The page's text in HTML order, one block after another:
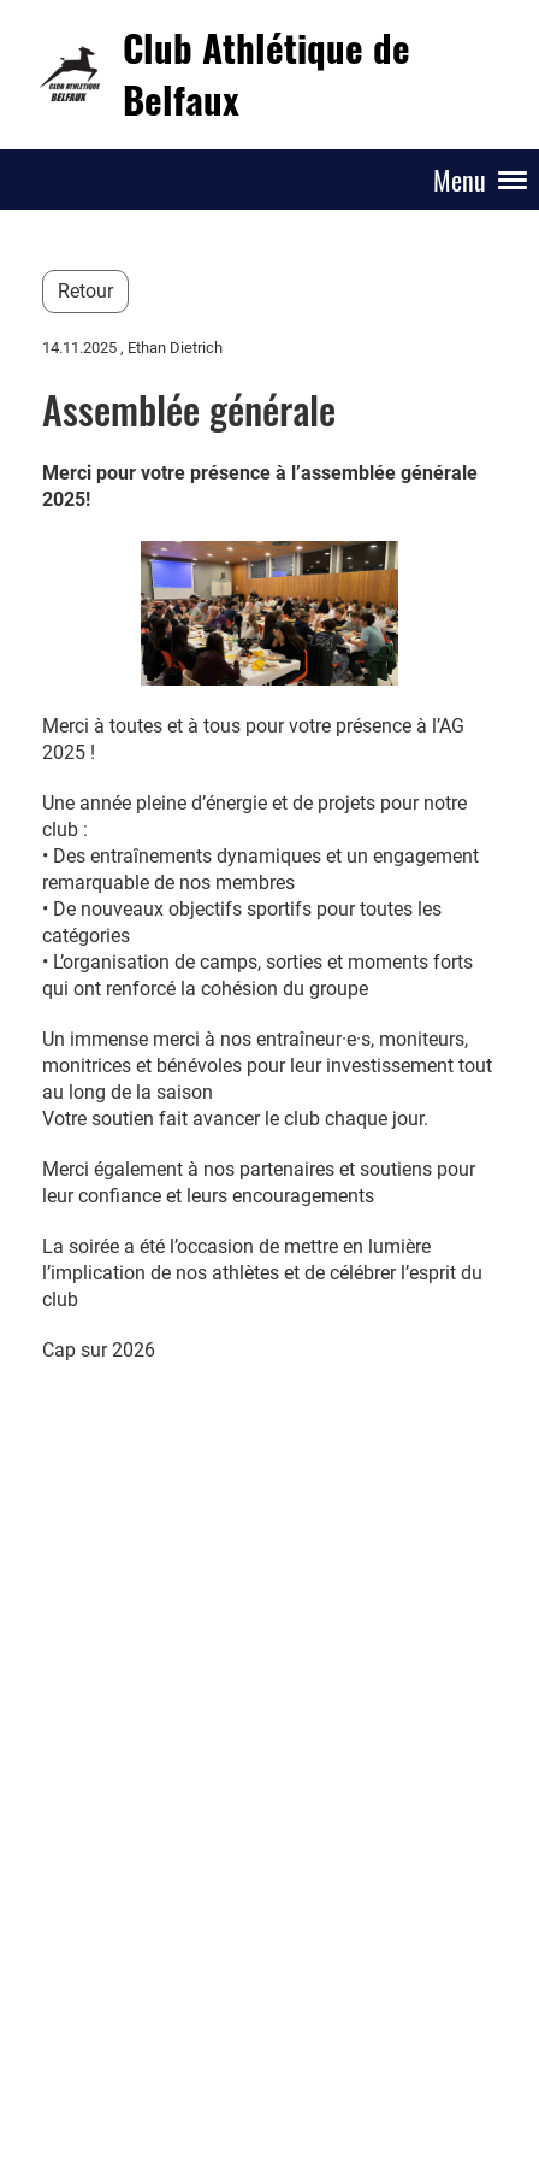
Club Athlétique de
Belfaux
Menu
Retour
14.11.2025 , Ethan Dietrich
Assemblée générale
Merci pour votre présence à l’assemblée générale
2025!
Merci à toutes et à tous pour votre présence à l’AG
2025 !
Une année pleine d’énergie et de projets pour notre
club :
• Des entraînements dynamiques et un engagement
remarquable de nos membres
• De nouveaux objectifs sportifs pour toutes les
catégories
• L’organisation de camps, sorties et moments forts
qui ont renforcé la cohésion du groupe
Un immense merci à nos entraîneur·e·s, moniteurs,
monitrices et bénévoles pour leur investissement tout
au long de la saison
Votre soutien fait avancer le club chaque jour.
Merci également à nos partenaires et soutiens pour
leur confiance et leurs encouragements
La soirée a été l’occasion de mettre en lumière
l’implication de nos athlètes et de célébrer l’esprit du
club
Cap sur 2026